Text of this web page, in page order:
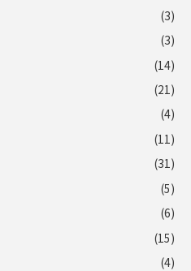
(3)
(3)
(14)
(21)
(4)
(11)
(31)
(5)
(6)
(15)
(4)